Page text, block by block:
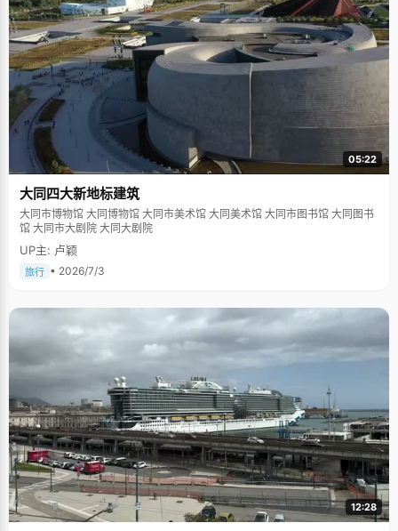
05:22
大同四大新地标建筑
大同市博物馆 大同博物馆 大同市美术馆 大同美术馆 大同市图书馆 大同图书
馆 大同市大剧院 大同大剧院
UP主: 卢颖
旅行 • 2026/7/3
12:28